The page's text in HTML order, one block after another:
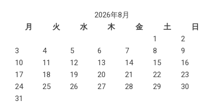
2026年8月
月
火 水 木 金 土
日
1
2
3
4 5 6 7 8
9
10
11 12 13 14 15
16
17
18 19 20 21 22
23
24
25 26 27 28 29
30
31